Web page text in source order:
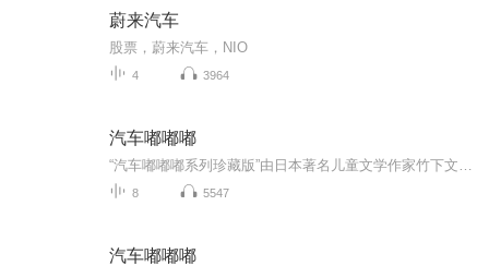
蔚来汽车
股票，蔚来汽车，NIO
4 3964
汽车嘟嘟嘟
8 5547
汽车嘟嘟嘟